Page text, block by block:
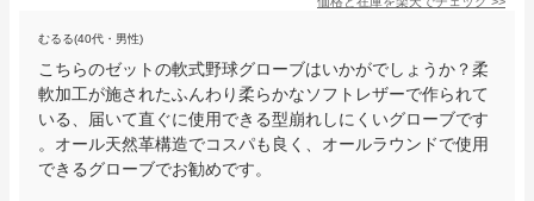
むるる(40代・男性)
こちらのゼットの軟式野球グローブはいかがでしょうか？柔
軟加工が施されたふんわり柔らかなソフトレザーで作られて
いる、届いて直ぐに使用できる型崩れしにくいグローブです
。オール天然革構造でコスパも良く、オールラウンドで使用
できるグローブでお勧めです。